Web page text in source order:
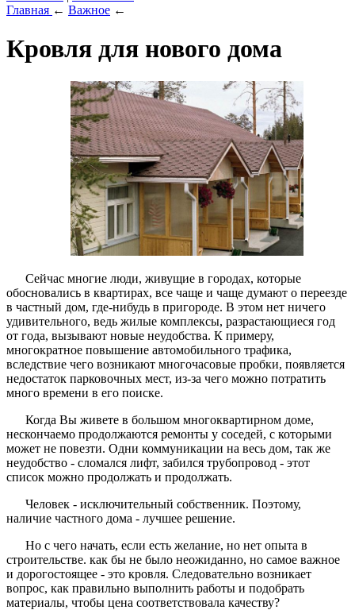
Главная ← Важное ←
Кровля для нового дома
Сейчас многие люди, живущие в городах, которые
обосновались в квартирах, все чаще и чаще думают о переезде
в частный дом, где-нибудь в пригороде. В этом нет ничего
удивительного, ведь жилые комплексы, разрастающиеся год
от года, вызывают новые неудобства. К примеру,
многократное повышение автомобильного трафика,
вследствие чего возникают многочасовые пробки, появляется
недостаток парковочных мест, из-за чего можно потратить
много времени в его поиске.
Когда Вы живете в большом многоквартирном доме,
нескончаемо продолжаются ремонты у соседей, с которыми
может не повезти. Одни коммуникации на весь дом, так же
неудобство - сломался лифт, забился трубопровод - этот
список можно продолжать и продолжать.
Человек - исключительный собственник. Поэтому,
наличие частного дома - лучшее решение.
Но с чего начать, если есть желание, но нет опыта в
строительстве. как бы не было неожиданно, но самое важное
и дорогостоящее - это кровля. Следовательно возникает
вопрос, как правильно выполнить работы и подобрать
материалы, чтобы цена соответствовала качеству?